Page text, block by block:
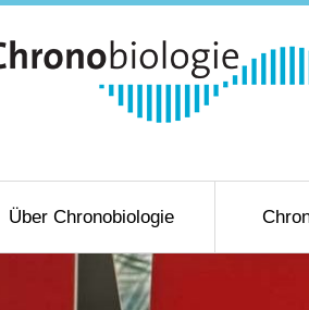
Über Chronobiologie